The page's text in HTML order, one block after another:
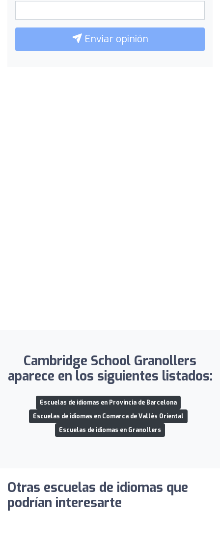
Enviar opinión
Cambridge School Granollers
aparece en los siguientes listados:
Escuelas de idiomas en Provincia de Barcelona
Escuelas de idiomas en Comarca de Vallès Oriental
Escuelas de idiomas en Granollers
Otras escuelas de idiomas que
podrían interesarte